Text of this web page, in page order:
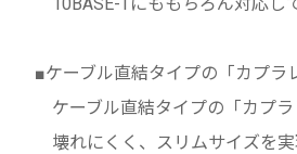
■ケーブル直結タイプの「カプラ
ケーブル直結タイプの「カプラ
壊れにくく、スリムサイズを実